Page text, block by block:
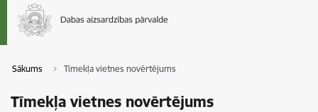
Sākums Tīmekļa vietnes novērtējums
Tīmekļa vietnes novērtējums